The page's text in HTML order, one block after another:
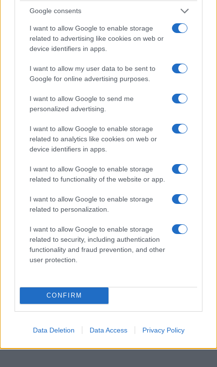
Google consents
I want to allow Google to enable storage
related to advertising like cookies on web or
device identifiers in apps.
I want to allow my user data to be sent to
Google for online advertising purposes.
I want to allow Google to send me
personalized advertising.
I want to allow Google to enable storage
related to analytics like cookies on web or
device identifiers in apps.
I want to allow Google to enable storage
related to functionality of the website or app.
I want to allow Google to enable storage
related to personalization.
I want to allow Google to enable storage
related to security, including authentication
functionality and fraud prevention, and other
user protection.
CONFIRM
Data Deletion Data Access Privacy Policy